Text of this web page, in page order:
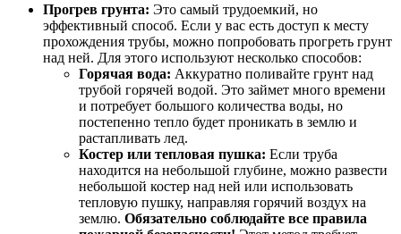
Прогрев грунта: Это самый трудоемкий, но
эффективный способ. Если у вас есть доступ к месту
прохождения трубы, можно попробовать прогреть грунт
над ней. Для этого используют несколько способов:
Горячая вода: Аккуратно поливайте грунт над
трубой горячей водой. Это займет много времени
и потребует большого количества воды, но
постепенно тепло будет проникать в землю и
растапливать лед.
Костер или тепловая пушка: Если труба
находится на небольшой глубине, можно развести
небольшой костер над ней или использовать
тепловую пушку, направляя горячий воздух на
землю. Обязательно соблюдайте все правила